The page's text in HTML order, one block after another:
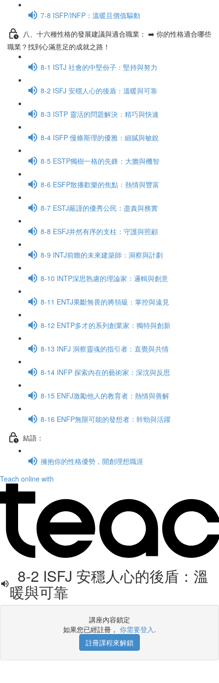
7-8 ISFP/INFP：溫暖且價值驅動
八、十六種性格的發展建議與適合職業： ➡️ 你的性格適合哪些
職業？找到心滿意足的成就之路！
8-1 ISTJ 社會的中堅份子：堅持與努力
8-2 ISFJ 安穩人心的後盾：溫暖與可靠
8-3 ISTP 靈活的問題解決：精巧與快速
8-4 ISFP 慢條斯理的優雅：細膩與敏銳
8-5 ESTP獨樹一格的先鋒：大膽與機智
8-6 ESFP散播歡樂的焦點：熱情與豐富
8-7 ESTJ嚴謹的優秀公民：盡責與務實
8-8 ESFJ井然有序的支柱：守護與照顧
8-9 INTJ前瞻的未來建築師：洞察與計劃
8-10 INTP深思熟慮的理論家：邏輯與創意
8-11 ENTJ果斷無畏的將領級：掌控與遠見
8-12 ENTP多才的系列創業家：獨特與創新
8-13 INFJ 洞察靈魂的指引者：直覺與共情
8-14 INFP 探索內在的藝術家：深沈與反思
8-15 ENFJ激勵他人的教育者：熱情與善解
8-16 ENFP無限可能的發想者：幹勁與活躍
結語：
擁抱你的性格優勢，開創理想職涯
Teach online with
8-2 ISFJ 安穩人心的後盾：溫
暖與可靠
講座內容鎖定
如果您已經註冊， 你需要登入.
註冊課程來解鎖